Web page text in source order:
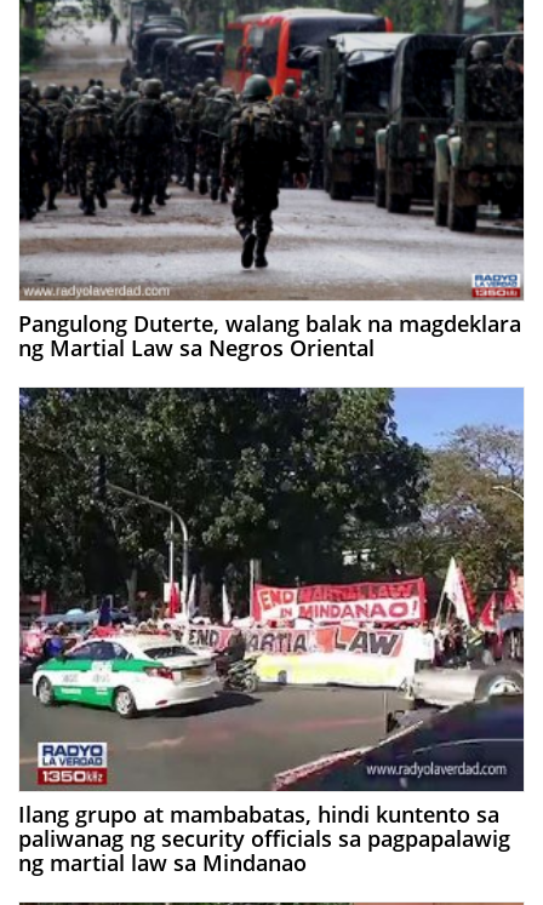
Pangulong Duterte, walang balak na magdeklara
ng Martial Law sa Negros Oriental
Ilang grupo at mambabatas, hindi kuntento sa
paliwanag ng security officials sa pagpapalawig
ng martial law sa Mindanao